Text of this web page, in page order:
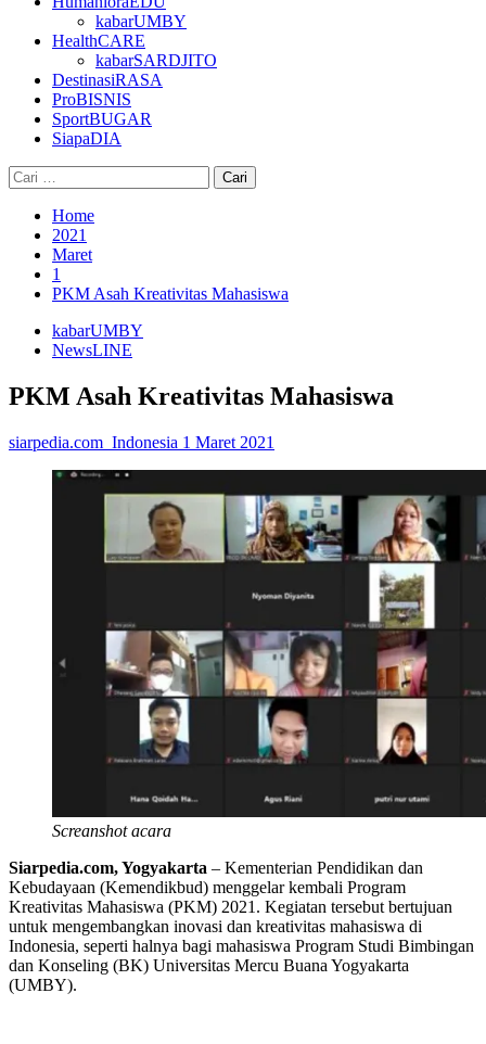
kabarUMBY
HealthCARE
kabarSARDJITO
DestinasiRASA
ProBISNIS
SportBUGAR
SiapaDIA
Cari
untuk:
Home
2021
Maret
1
PKM Asah Kreativitas Mahasiswa
kabarUMBY
NewsLINE
PKM Asah Kreativitas Mahasiswa
siarpedia.com_Indonesia 1 Maret 2021
Screanshot acara
Siarpedia.com, Yogyakarta – Kementerian Pendidikan dan
Kebudayaan (Kemendikbud) menggelar kembali Program
Kreativitas Mahasiswa (PKM) 2021. Kegiatan tersebut bertujuan
untuk mengembangkan inovasi dan kreativitas mahasiswa di
Indonesia, seperti halnya bagi mahasiswa Program Studi Bimbingan
dan Konseling (BK) Universitas Mercu Buana Yogyakarta
(UMBY).